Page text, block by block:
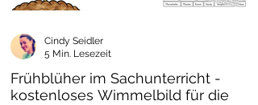
Frühblüher im Sachunterricht -
kostenloses Wimmelbild für die
Cindy Seidler
5 Min. Lesezeit